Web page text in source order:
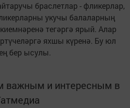
браслетлар - фликерлар,
укучы балаларның
тегәргә ярый. Алар
яхшы күренә. Бу юл
бер ысулы.
важным и интересным в